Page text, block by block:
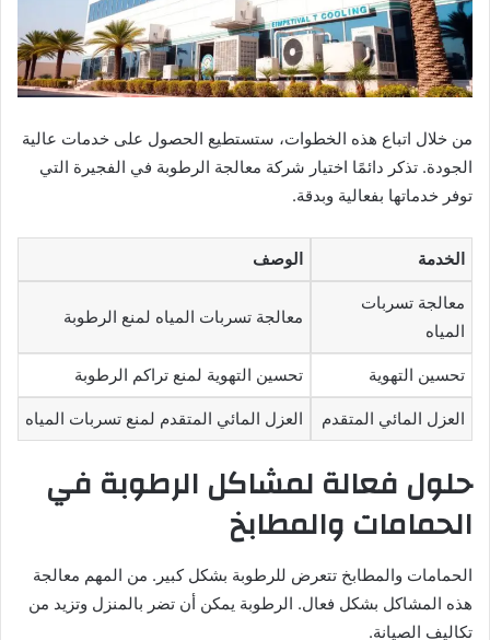
من خلال اتباع هذه الخطوات، ستستطيع الحصول على خدمات عالية
الجودة. تذكر دائمًا اختيار شركة معالجة الرطوبة في الفجيرة التي
توفر خدماتها بفعالية وبدقة.
الخدمة الوصف
معالجة تسربات
المياه
معالجة تسربات المياه لمنع الرطوبة
تحسين التهوية تحسين التهوية لمنع تراكم الرطوبة
العزل المائي المتقدم العزل المائي المتقدم لمنع تسربات المياه
حلول فعالة لمشاكل الرطوبة في
الحمامات والمطابخ
الحمامات والمطابخ تتعرض للرطوبة بشكل كبير. من المهم معالجة
هذه المشاكل بشكل فعال. الرطوبة يمكن أن تضر بالمنزل وتزيد من
تكاليف الصيانة.